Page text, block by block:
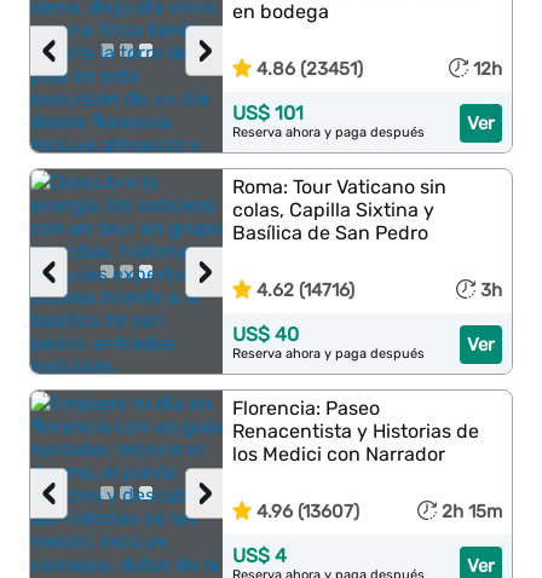
›
‹
en bodega
4.86 (23451) 12h
Ver
US$ 101
Reserva ahora y paga después
›
‹
Roma: Tour Vaticano sin
colas, Capilla Sixtina y
Basílica de San Pedro
4.62 (14716) 3h
Ver
US$ 40
Reserva ahora y paga después
›
‹
Florencia: Paseo
Renacentista y Historias de
los Medici con Narrador
4.96 (13607) 2h 15m
Ver
US$ 4